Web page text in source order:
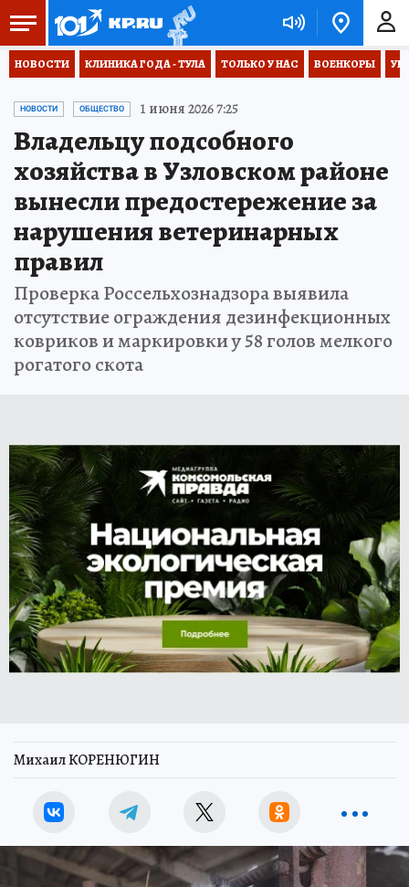
НОВОСТИ КЛИНИКА ГОДА - ТУЛА ТОЛЬКО У НАС ВОЕНКОРЫ
НОВОСТИ ОБЩЕСТВО 1 июня 2026 7:25
Владельцу подсобного
хозяйства в Узловском районе
вынесли предостережение за
нарушения ветеринарных
правил
Проверка Россельхознадзора выявила
отсутствие ограждения дезинфекционных
ковриков и маркировки у 58 голов мелкого
рогатого скота
Михаил КОРЕНЮГИН